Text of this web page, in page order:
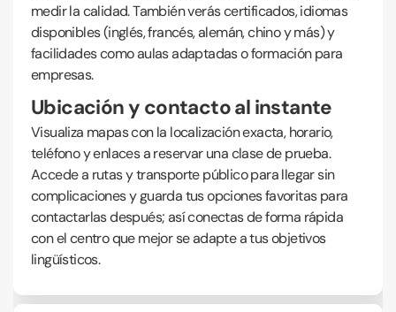
medir la calidad. También verás certificados, idiomas
disponibles (inglés, francés, alemán, chino y más) y
facilidades como aulas adaptadas o formación para
empresas.
Ubicación y contacto al instante
Visualiza mapas con la localización exacta, horario,
teléfono y enlaces a reservar una clase de prueba.
Accede a rutas y transporte público para llegar sin
complicaciones y guarda tus opciones favoritas para
contactarlas después; así conectas de forma rápida
con el centro que mejor se adapte a tus objetivos
lingüísticos.